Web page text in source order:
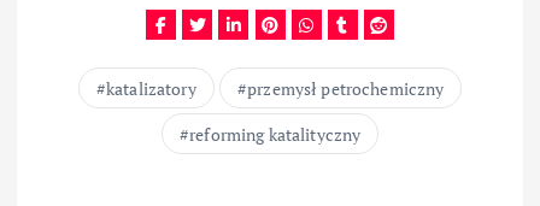
katalizatory
przemysł petrochemiczny
reforming katalityczny